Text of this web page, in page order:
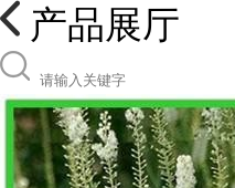
产品展厅